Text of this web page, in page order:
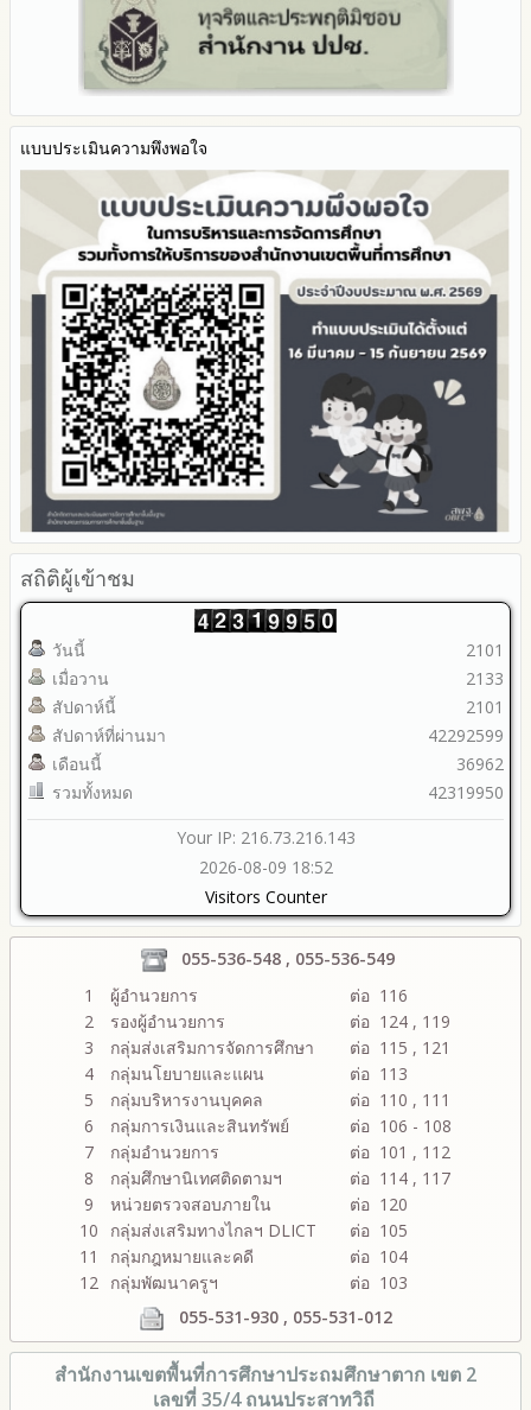
ระบบการให้บริการผ่านช่องทางออนไลน์ (E-Service)
My Office
My School
SL-WEB
BRSS
ACC Tak2
ข้อมูลสถิติการให้บริการ
2565
2564
2563
รายงานการกำกับติดตาม
มาตรการส่งเสริมคุณธรรมและความโปร่งใสภายใน สพท.
การนำผลการประเมิน ITA ไปสู่การพัฒนาองค์กร
รายงานผลการดำเนินการเพื่อส่งเสริมคุณธรรมและความโปร่งใส
ภายใน สพท. ประจำปีงบประมาณ
แบบประเมินความพึงพอใจ
สถิติผู้เข้าชม
วันนี้
เมื่อวาน
สัปดาห์นี้
สัปดาห์ที่ผ่านมา
เดือนนี้
รวมทั้งหมด
2101
2133
2101
42292599
36962
42319950
Your IP: 216.73.216.143
2026-08-09 18:52
Visitors Counter
055-536-548 , 055-536-549
1
ผู้อำนวยการ
ต่อ 116
2
รองผู้อำนวยการ
ต่อ 124 , 119
3
กลุ่มส่งเสริมการจัดการศึกษา
ต่อ 115 , 121
4
กลุ่มนโยบายและแผน
ต่อ 113
5
กลุ่มบริหารงานบุคคล
ต่อ 110 , 111
6
กลุ่มการเงินและสินทรัพย์
ต่อ 106 - 108
7
กลุ่มอำนวยการ
ต่อ 101 , 112
8
กลุ่มศึกษานิเทศติดตามฯ
ต่อ 114 , 117
9
หน่วยตรวจสอบภายใน
ต่อ 120
10
กลุ่มส่งเสริมทางไกลฯ DLICT
ต่อ 105
11
กลุ่มกฎหมายและคดี
ต่อ 104
12 กลุ่มพัฒนาครูฯ
ต่อ 103
055-531-930 , 055-531-012
สำนักงานเขตพื้นที่การศึกษาประถมศึกษาตาก เขต 2
เลขที่ 35/4 ถนนประสาทวิถี